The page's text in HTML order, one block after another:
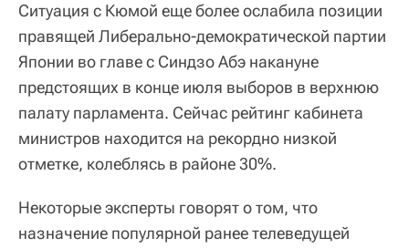
Ситуация с Кюмой еще более ослабила позиции
правящей Либерально-демократической партии
Японии во главе с Синдзо Абэ накануне
предстоящих в конце июля выборов в верхнюю
палату парламента. Сейчас рейтинг кабинета
министров находится на рекордно низкой
отметке, колеблясь в районе 30%.
Некоторые эксперты говорят о том, что
назначение популярной ранее телеведущей